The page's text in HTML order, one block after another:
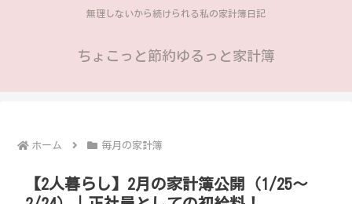
無理しないから続けられる私の家計簿日記
ちょこっと節約ゆるっと家計簿
ホーム 毎月の家計簿
【2人暮らし】2月の家計簿公開（1/25～